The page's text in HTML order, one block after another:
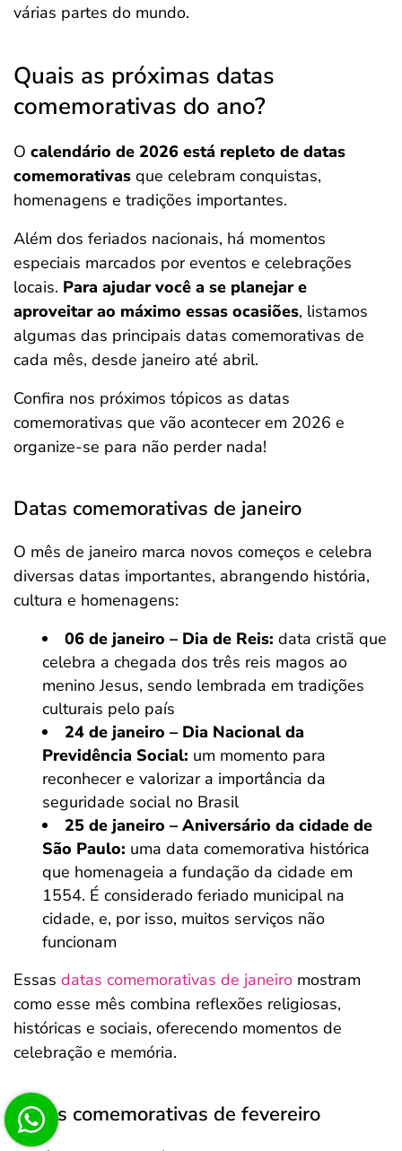
várias partes do mundo.
Quais as próximas datas
comemorativas do ano?
O calendário de 2026 está repleto de datas
comemorativas que celebram conquistas,
homenagens e tradições importantes.
Além dos feriados nacionais, há momentos
especiais marcados por eventos e celebrações
locais. Para ajudar você a se planejar e
aproveitar ao máximo essas ocasiões, listamos
algumas das principais datas comemorativas de
cada mês, desde janeiro até abril.
Confira nos próximos tópicos as datas
comemorativas que vão acontecer em 2026 e
organize-se para não perder nada!
Datas comemorativas de janeiro
O mês de janeiro marca novos começos e celebra
diversas datas importantes, abrangendo história,
cultura e homenagens:
06 de janeiro – Dia de Reis: data cristã que
celebra a chegada dos três reis magos ao
menino Jesus, sendo lembrada em tradições
culturais pelo país
24 de janeiro – Dia Nacional da
Previdência Social: um momento para
reconhecer e valorizar a importância da
seguridade social no Brasil
25 de janeiro – Aniversário da cidade de
São Paulo: uma data comemorativa histórica
que homenageia a fundação da cidade em
1554. É considerado feriado municipal na
cidade, e, por isso, muitos serviços não
funcionam
Essas datas comemorativas de janeiro mostram
como esse mês combina reflexões religiosas,
históricas e sociais, oferecendo momentos de
celebração e memória.
Datas comemorativas de fevereiro